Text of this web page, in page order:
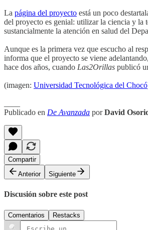
La página del proyecto está un poco
del proyecto es genial: utilizar la ciencia y la
sustancialmente la atención en salud del
Aunque es la primera vez que escucho al
informa que el proyecto se viene
hace dos años, cuando Las2Orillas publicó
(imagen: Universidad Tecnológica del Chocó
Publicado en De Avanzada porDavid
Compartir
Anterior
Siguiente
Discusión sobre este post
Comentarios Restacks